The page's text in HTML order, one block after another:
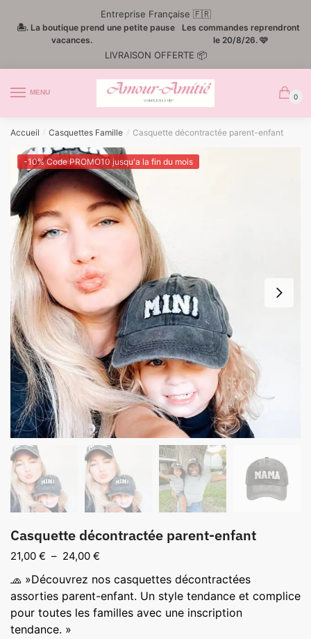
Entreprise Française 🇫🇷
🏝️. La boutique prend une petite pause
vacances.
Les commandes reprendront
le 20/8/26. 🩷
LIVRAISON OFFERTE 📦
MENU
0
Accueil / Casquettes Famille / Casquette décontractée parent-enfant
-10% Code PROMO10 jusqu'a la fin du mois
Casquette décontractée parent-enfant
21,00 € – 24,00 €
prix :
21,00 €
à
🧢 »Découvrez nos casquettes décontractées
assorties parent-enfant. Un style tendance et complice
pour toutes les familles avec une inscription
tendance. »